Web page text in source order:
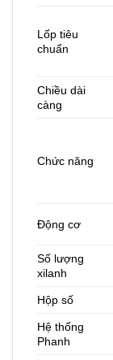
Lốp tiêu
chuẩn
Chiều dài
càng
Chức năng
Động cơ
Số lượng
xilanh
Hộp số
Hệ thống
Phanh